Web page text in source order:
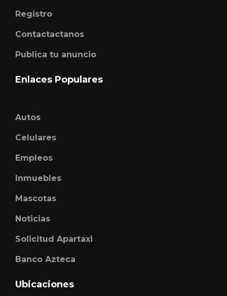
Registro
Contactactanos
Publica tu anuncio
Enlaces Populares
Autos
Celulares
Empleos
Inmuebles
Mascotas
Noticias
Solicitud Apartaxi
Banco Azteca
Ubicaciones